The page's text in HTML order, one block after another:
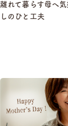
離れて暮らす母へ
しのひと工夫